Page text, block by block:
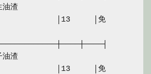
油渣
　　　　　　　│13　　　│免
油渣
　　　　　　　│13　　　│免